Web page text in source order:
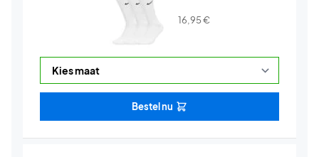
16,95€
Bestel nu